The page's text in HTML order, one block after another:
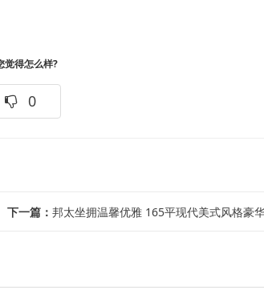
觉得怎么样?
0
下一篇： 邦太坐拥温馨优雅 165平现代美式风格豪华别墅%坐月子，